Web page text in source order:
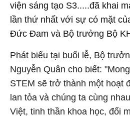
viện sáng tạo S3.....đã khai
lần thứ nhất với sự có mặt
Đức Đam và Bộ trưởng Bộ
Phát biểu tại buổi lễ, Bộ
Nguyễn Quân cho biết:
STEM sẽ trở thành một hoạt
lan tỏa và chúng ta cùng
Việt, tinh thần khoa học, đổi